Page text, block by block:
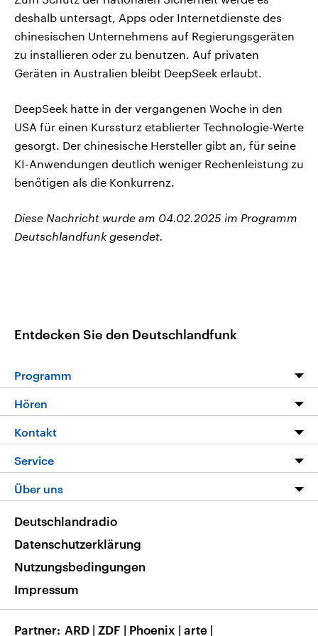
deshalb untersagt, Apps oder Internetdienste des
chinesischen Unternehmens auf Regierungsgeräten
zu installieren oder zu benutzen. Auf privaten
Geräten in Australien bleibt DeepSeek erlaubt.
DeepSeek hatte in der vergangenen Woche in den
USA für einen Kurssturz etablierter Technologie-Werte
gesorgt. Der chinesische Hersteller gibt an, für seine
KI-Anwendungen deutlich weniger Rechenleistung zu
benötigen als die Konkurrenz.
Diese Nachricht wurde am 04.02.2025 im Programm
Deutschlandfunk gesendet.
Entdecken Sie den Deutschlandfunk
Programm
Programm
Die Nachrichten
Nachrichtenleicht
Neue Beiträge auf dlf.de
Hören
Livestream
Podcasts
Deutschlandfunk App
Nachrichten App
Frequenzen
Kontakt
Hörerservice
Service
FAQ
Veranstaltungen
Musikliste
RSS
Über uns
Barrierefreiheit
Deutschlandradio
Datenschutzerklärung
Nutzungsbedingungen
Impressum
Partner ARD | ZDF | Phoenix | arte |